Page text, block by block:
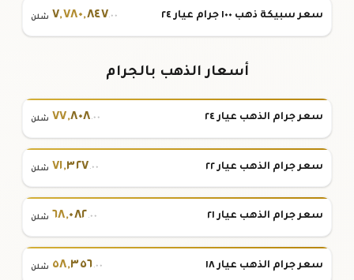
سعر سبيكة ذهب ١٠٠ جرام عيار ٢٤ ٧,٧٨٠,٨٤٧.٠٠ شلن
أسعار الذهب بالجرام
سعر جرام الذهب عيار ٢٤ ٧٧,٨٠٨.٠٠ شلن
سعر جرام الذهب عيار ٢٢ ٧١,٣٢٧.٠٠ شلن
سعر جرام الذهب عيار ٢١ ٦٨,٠٨٢.٠٠ شلن
سعر جرام الذهب عيار ١٨ ٥٨,٣٥٦.٠٠ شلن